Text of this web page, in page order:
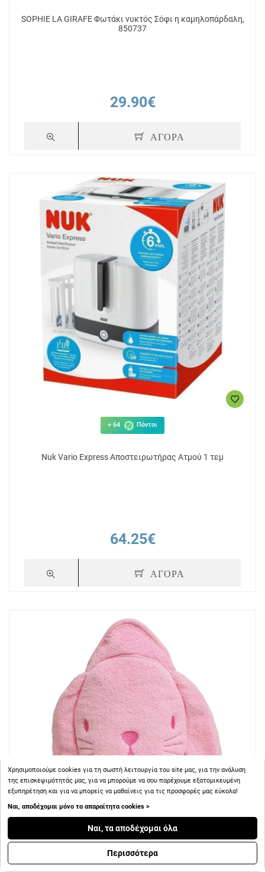
SOPHIE LA GIRAFE Φωτάκι νυκτός Σόφι η καμηλοπάρδαλη,
850737
29.90€
ΑΓΟΡΑ
+ 64 Πόντοι
Nuk Vario Express Αποστειρωτήρας Ατμού 1 τεμ
64.25€
ΑΓΟΡΑ
Χρησιμοποιούμε cookies για τη σωστή λειτουργία του site μας, για την ανάλυση
της επισκεψιμότητάς μας, για να μπορούμε να σου παρέχουμε εξατομικευμένη
εξυπηρέτηση και για να μπορείς να μαθαίνεις για τις προσφορές μας εύκολα!
Ναι, αποδέχομαι μόνο τα απαραίτητα cookies >
Ναι, τα αποδέχομαι όλα
Περισσότερα